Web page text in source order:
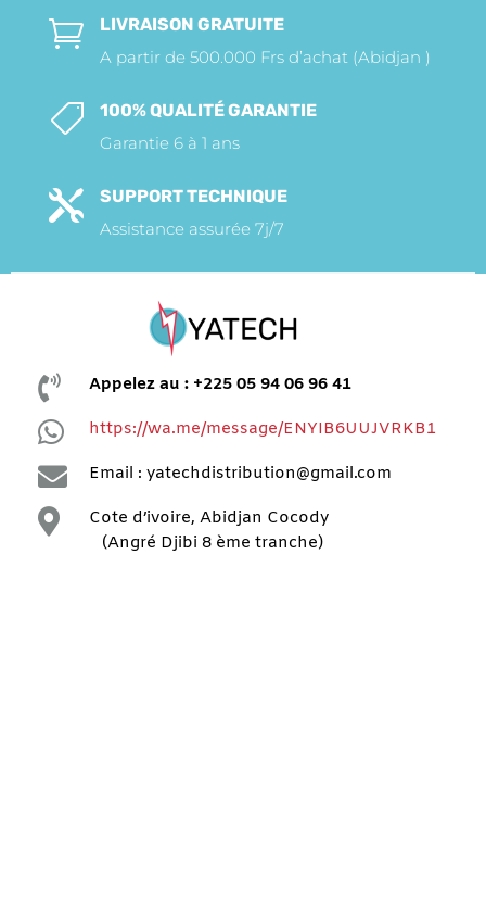

LIVRAISON GRATUITE
A partir de 500.000 Frs d’achat (Abidjan )

100% QUALITÉ GARANTIE
Garantie 6 à 1 ans

SUPPORT TECHNIQUE
Assistance assurée 7j/7
 Appelez au : +225 05 94 06 96 41
 https://wa.me/message/ENYIB6UUJVRKB1
 Email : yatechdistribution@gmail.com

Cote d’ivoire, Abidjan Cocody
(Angré Djibi 8 ème tranche)